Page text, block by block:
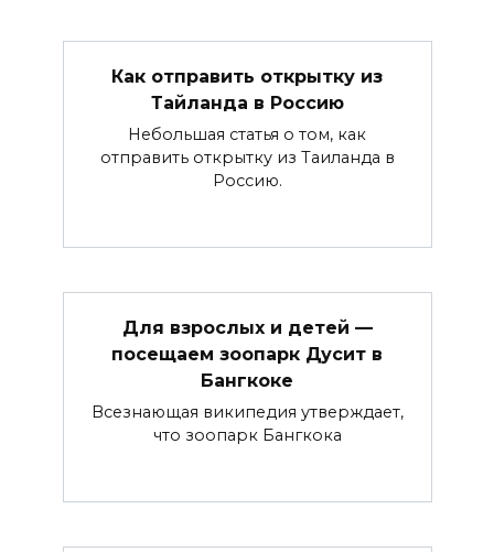
Как отправить открытку из
Тайланда в Россию
Небольшая статья о том, как
отправить открытку из Таиланда в
Россию.
Для взрослых и детей —
посещаем зоопарк Дусит в
Бангкоке
Всезнающая википедия утверждает,
что зоопарк Бангкока